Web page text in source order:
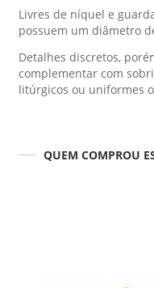
Livres de níquel e
possuem um diâmetro
Detalhes discretos,
complementar com
litúrgicos ou uniformes
QUEM COMPROU